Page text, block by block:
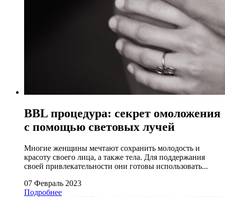
BBL процедура: секрет омоложения
с помощью световых лучей
Многие женщины мечтают сохранить молодость и
красоту своего лица, а также тела. Для поддержания
своей привлекательности они готовы использовать...
07 Февраль 2023
Подробнее